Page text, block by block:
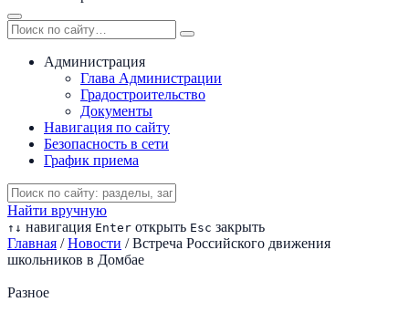
Администрация
Глава Администрации
Градостроительство
Документы
Навигация по сайту
Безопасность в сети
График приема
Найти вручную
↑ ↓ навигация Enter открыть Esc закрыть
Главная / Новости / Встреча Российского движения
школьников в Домбае
Разное